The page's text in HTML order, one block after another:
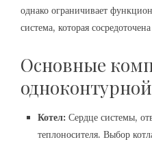
однако ограничивает
система, которая
Основные
Котел: Сердце системы,
теплоносителя. Выбор